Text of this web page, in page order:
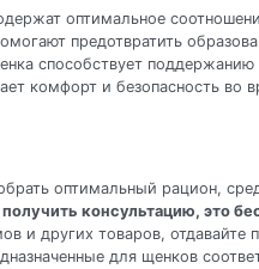
оптимальное
предотвратить
способствует
комфорт и безопасность во
оптимальный рацион,
консультацию, это
и других товаров,
для щенков